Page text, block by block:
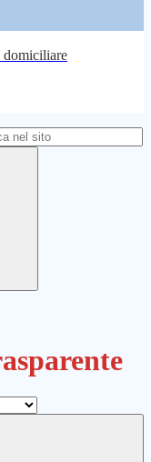
domiciliare